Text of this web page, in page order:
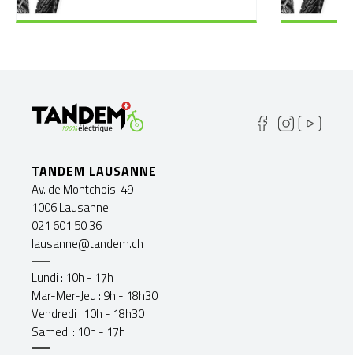
TANDEM LAUSANNE
Av. de Montchoisi 49
1006 Lausanne
021 601 50 36
lausanne@tandem.ch
Lundi : 10h - 17h
Mar-Mer-Jeu : 9h - 18h30
Vendredi : 10h - 18h30
Samedi : 10h - 17h